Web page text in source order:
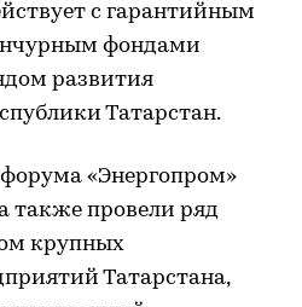
с гарантийным
фондами
развития
Татарстан.
«Энергопром»
также провели ряд
крупных
Татарстана,